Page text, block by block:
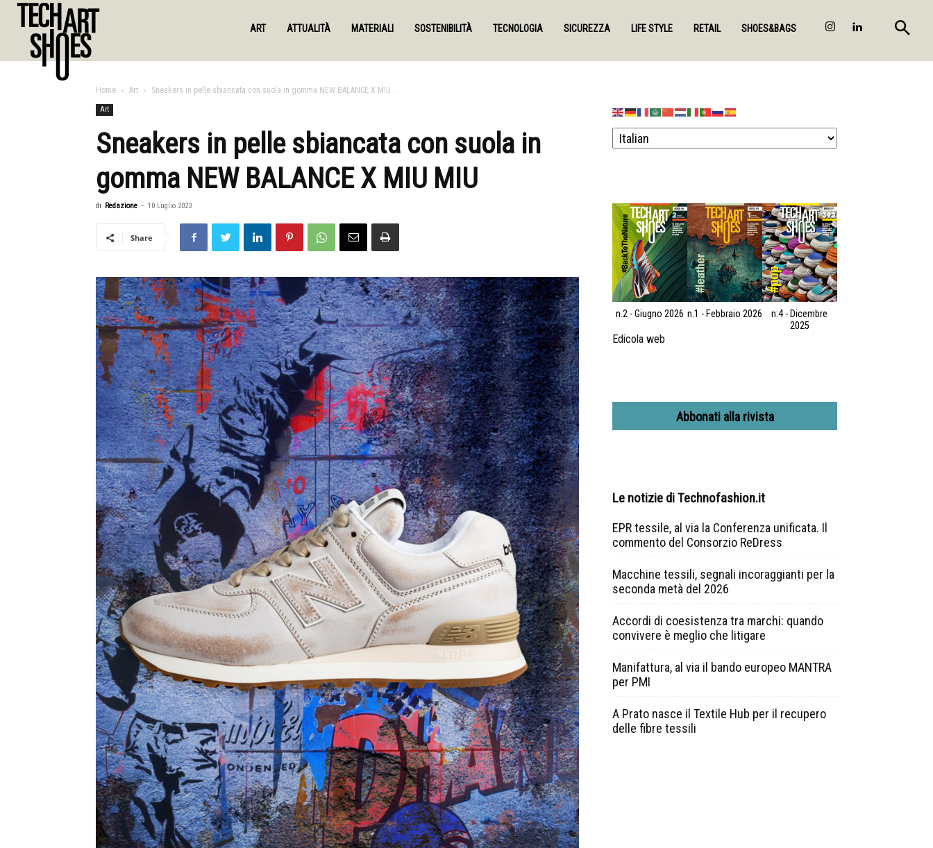
ART ATTUALITÀ MATERIALI SOSTENIBILITÀ TECNOLOGIA SICUREZZA LIFE STYLE RETAIL SHOES&BAGS
Home Art Sneakers in pelle sbiancata con suola in gomma NEW BALANCE X MIU...
Art
Sneakers in pelle sbiancata con suola in
gomma NEW BALANCE X MIU MIU
di Redazione - 10 Luglio 2023
Share
n.2 - Giugno 2026 n.1 - Febbraio 2026
n.4 - Dicembre
2025
Edicola web
Abbonati alla rivista
Le notizie di Technofashion.it
EPR tessile, al via la Conferenza unificata. Il
commento del Consorzio ReDress
Macchine tessili, segnali incoraggianti per la
seconda metà del 2026
Accordi di coesistenza tra marchi: quando
convivere è meglio che litigare
Manifattura, al via il bando europeo MANTRA
per PMI
A Prato nasce il Textile Hub per il recupero
delle fibre tessili